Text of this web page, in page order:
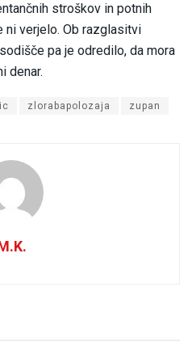
stroškov in potnih
ni verjelo. Ob razglasitvi
pa je odredilo, da mora
denar.
zlorabapolozaja zupan